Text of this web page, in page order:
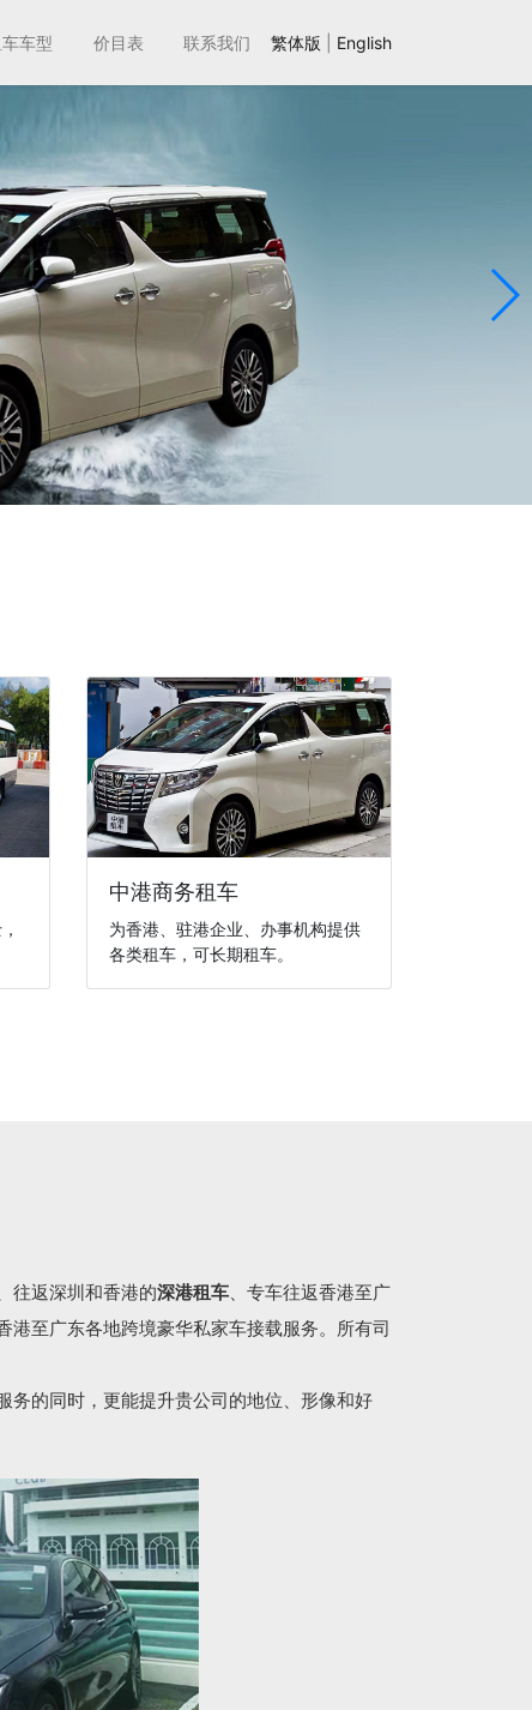
车型 价目表 联系我们 繁体版 English
中港商务租车
为香港、驻港企业、办事机构提供
各类租车，可长期租车。
、往返深圳和香港的深港租车 、专车往返香港至广
港至广东各地跨境豪华私家车接载服务。所有司
务的同时，更能提升贵公司的地位、形像和好